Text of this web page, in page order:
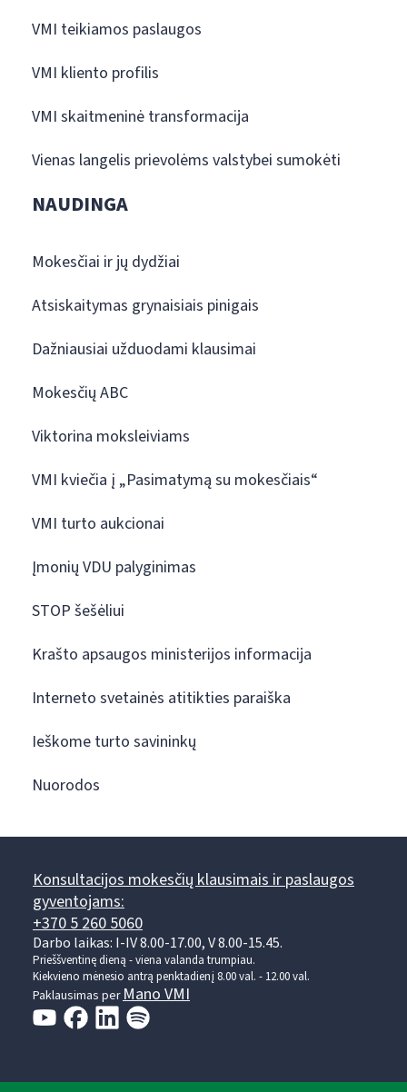
VMI teikiamos paslaugos
VMI kliento profilis
VMI skaitmeninė transformacija
Vienas langelis prievolėms valstybei sumokėti
NAUDINGA
Mokesčiai ir jų dydžiai
Atsiskaitymas grynaisiais pinigais
Dažniausiai užduodami klausimai
Mokesčių ABC
Viktorina moksleiviams
VMI kviečia į „Pasimatymą su mokesčiais“
VMI turto aukcionai
Įmonių VDU palyginimas
STOP šešėliui
Krašto apsaugos ministerijos informacija
Interneto svetainės atitikties paraiška
Ieškome turto savininkų
Nuorodos
Konsultacijos mokesčių klausimais ir paslaugos
gyventojams:
+370 5 260 5060
Darbo laikas: I-IV 8.00-17.00, V 8.00-15.45.
Prieššventinę dieną - viena valanda trumpiau.
Kiekvieno mėnesio antrą penktadienį 8.00 val. - 12.00 val.
Paklausimas perMano VMI